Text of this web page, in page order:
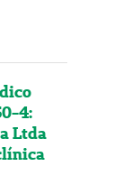
4:
Ltda